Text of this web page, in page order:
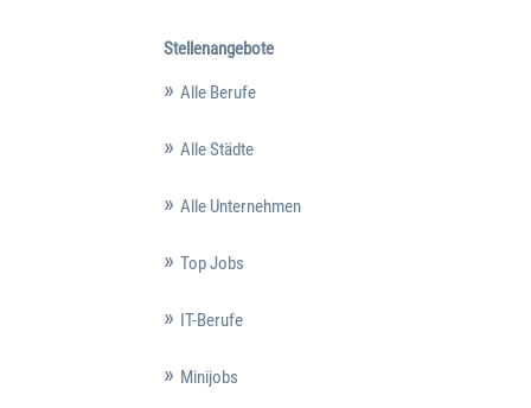
Stellenangebote
Alle Berufe
Alle Städte
Alle Unternehmen
Top Jobs
IT-Berufe
Minijobs